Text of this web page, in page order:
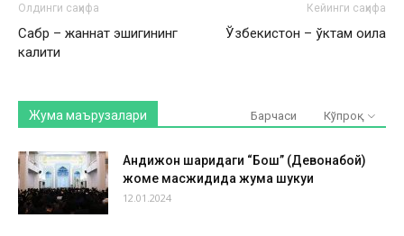
Олдинги саҳифа
Сабр – жаннат эшигининг
калити
Кейинги саҳифа
Ўзбекистон – ўктам оила
Жума маърузалари Барчаси Кўпроқ
Андижон шаҳридаги “Бош” (Девонабой)
жоме масжидида жума шукуҳи
12.01.2024